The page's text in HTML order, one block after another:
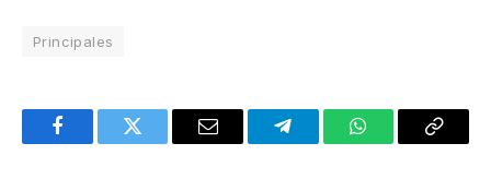
Principales
FacebookTwitter Email TelegramWhatsAppCopy